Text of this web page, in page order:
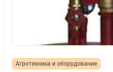
Агротехника и оборудование